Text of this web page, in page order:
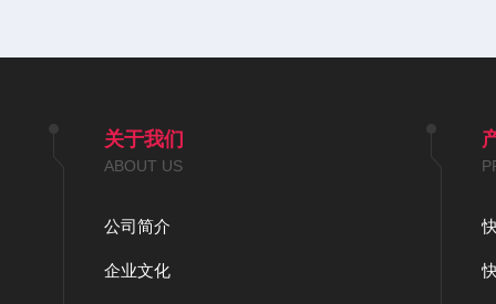
关于我们
ABOUT US
公司简介
企业文化